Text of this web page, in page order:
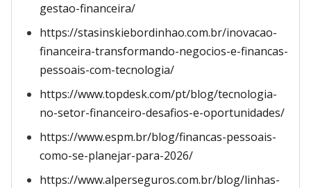
gestao-financeira/
https://stasinskiebordinhao.com.br/inovacao-
financeira-transformando-negocios-e-financas-
pessoais-com-tecnologia/
https://www.topdesk.com/pt/blog/tecnologia-
no-setor-financeiro-desafios-e-oportunidades/
https://www.espm.br/blog/financas-pessoais-
como-se-planejar-para-2026/
https://www.alperseguros.com.br/blog/linhas-